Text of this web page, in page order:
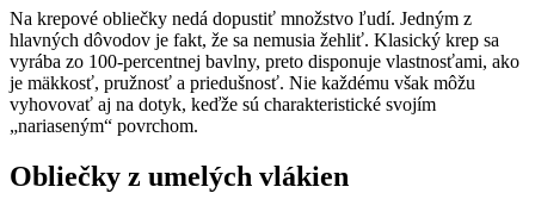
Na krepové obliečky nedá dopustiť množstvo ľudí. Jedným z
hlavných dôvodov je fakt, že sa nemusia žehliť. Klasický krep sa
vyrába zo 100-percentnej bavlny, preto disponuje vlastnosťami, ako
je mäkkosť, pružnosť a priedušnosť. Nie každému však môžu
vyhovovať aj na dotyk, keďže sú charakteristické svojím
„nariaseným“ povrchom.
Obliečky z umelých vlákien